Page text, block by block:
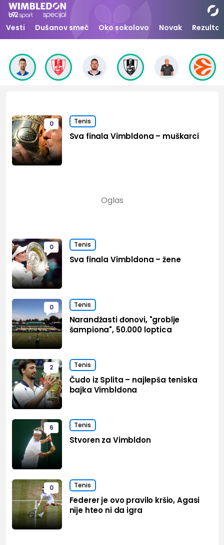
Vesti Dušanov smeč Oko sokolovo Novak
0 Tenis
Sva finala Vimbldona – muškarci
0 Tenis
Sva finala Vimbldona – žene
0 Tenis
Narandžasti đonovi, "groblje
šampiona", 50.000 loptica
2 Tenis
Čudo iz Splita – najlepša teniska
bajka Vimbldona
6 Tenis
Stvoren za Vimbldon
0 Tenis
Federer je ovo pravilo kršio, Agasi
nije hteo ni da igra